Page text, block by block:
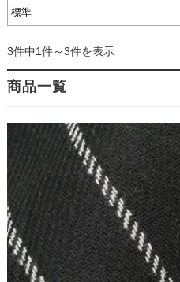
3件中1件～3件を表示
商品一覧